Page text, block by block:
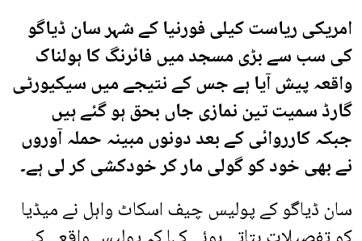
امریکی ریاست کیلی فورنیا کے شہر سان ڈیاگو
کی سب سے بڑی مسجد میں فائرنگ کا ہولناک
واقعہ پیش آیا ہے جس کے نتیجے میں سیکیورٹی
گارڈ سمیت تین نمازی جاں بحق ہو گئے ہیں
جبکہ کارروائی کے بعد دونوں مبینہ حملہ آوروں
نے بھی خود کو گولی مار کر خودکشی کر لی ہے۔
سان ڈیاگو کے پولیس چیف اسکاٹ واہل نے میڈیا